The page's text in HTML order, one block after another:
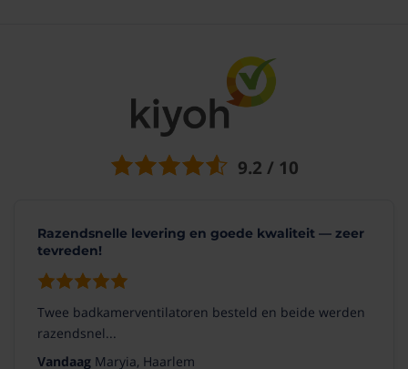
9.2 / 10
Razendsnelle levering en goede kwaliteit — zeer
tevreden!
Twee badkamerventilatoren besteld en beide werden
razendsnel...
Vandaag Maryia, Haarlem